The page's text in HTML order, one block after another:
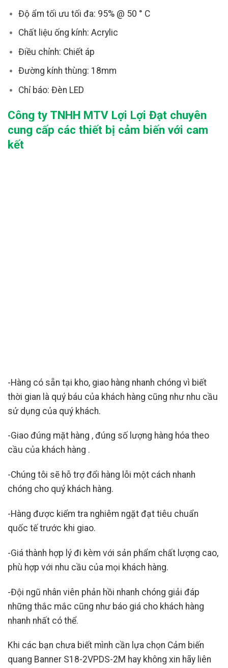
Độ ẩm tối ưu tối đa: 95% @ 50 ° C
Chất liệu ống kính: Acrylic
Điều chỉnh: Chiết áp
Đường kính thùng: 18mm
Chỉ báo: Đèn LED
Công ty TNHH MTV Lợi Lợi Đạt chuyên
cung cấp các thiết bị cảm biến với cam
kết
-Hàng có sẵn tại kho, giao hàng nhanh chóng vì biết
thời gian là quý báu của khách hàng cũng như nhu cầu
sử dụng của quý khách.
-Giao đúng mặt hàng , đúng số lượng hàng hóa theo
cầu của khách hàng .
-Chúng tôi sẽ hỗ trợ đổi hàng lỗi một cách nhanh
chóng cho quý khách hàng.
-Hàng được kiểm tra nghiêm ngặt đạt tiêu chuẩn
quốc tế trước khi giao.
-Giá thành hợp lý đi kèm với sản phẩm chất lượng cao,
phù hợp với nhu cầu của mọi khách hàng.
-Đội ngũ nhân viên phản hồi nhanh chóng giải đáp
những thắc mắc cũng như báo giá cho khách hàng
nhanh nhất có thể.
Khi các bạn chưa biết mình cần lựa chọn Cảm biến
quang Banner S18-2VPDS-2M hay không xin hãy liên